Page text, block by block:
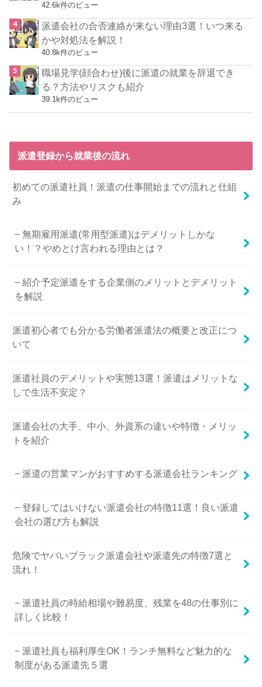
42.6k件のビュー
派遣会社の合否連絡が来ない理由3選！いつ来る
かや対処法を解説！
40.8k件のビュー
職場見学(顔合わせ)後に派遣の就業を辞退でき
る？方法やリスクも紹介
39.1k件のビュー
派遣登録から就業後の流れ
初めての派遣社員！派遣の仕事開始までの流れと仕組
み
無期雇用派遣(常用型派遣)はデメリットしかな
い！？やめとけ言われる理由とは？
紹介予定派遣をする企業側のメリットとデメリット
を解説
派遣初心者でも分かる労働者派遣法の概要と改正につ
いて
派遣社員のデメリットや実態13選！派遣はメリットな
しで生活不安定？
派遣会社の大手、中小、外資系の違いや特徴・メリッ
トを紹介
派遣の営業マンがおすすめする派遣会社ランキング
登録してはいけない派遣会社の特徴11選！良い派遣
会社の選び方も解説
危険でヤバいブラック派遣会社や派遣先の特徴7選と
流れ！
派遣社員の時給相場や難易度、残業を48の仕事別に
詳しく比較！
派遣社員も福利厚生OK！ランチ無料など魅力的な
制度がある派遣先５選